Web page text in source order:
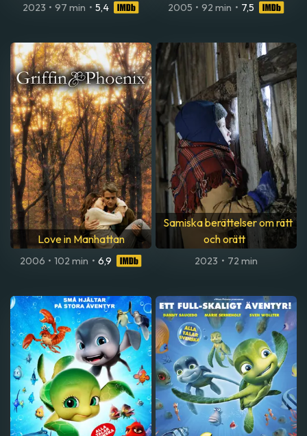
2023 • 97 min • 5,4 2005 • 92 min • 7,5
Love in Manhattan
2006 • 102 min • 6,9
Samiska berättelser om rätt
och orätt
2023 • 72 min